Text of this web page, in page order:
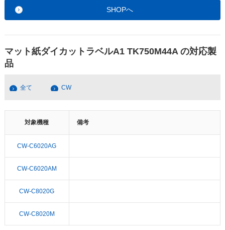
SHOPへ
マット紙ダイカットラベルA1 TK750M44A の対応製
品
全て CW
対象機種 備考
CW-C6020AG
CW-C6020AM
CW-C8020G
CW-C8020M